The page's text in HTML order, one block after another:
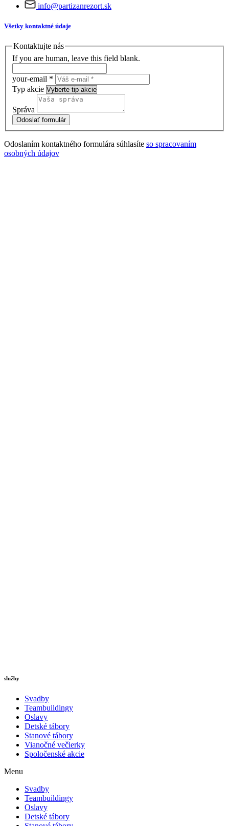
info@partizanrezort.sk
Všetky kontaktné údaje
Kontaktujte nás
If you are human, leave this field blank.
your-email *
Typ akcie
Správa
Odoslať formulár
Odoslaním kontaktného formulára súhlasíte so spracovaním
osobných údajov
služby
Svadby
Teambuildingy
Oslavy
Detské tábory
Stanové tábory
Vianočné večierky
Spoločenské akcie
Menu
Svadby
Teambuildingy
Oslavy
Detské tábory